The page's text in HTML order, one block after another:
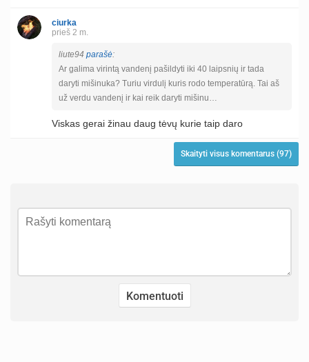
ciurka
prieš 2 m.
liute94 parašė:
Ar galima virintą vandenį pašildyti iki 40 laipsnių ir tada
daryti mišinuka? Turiu virdulį kuris rodo temperatūrą. Tai aš
už verdu vandenį ir kai reik daryti mišinu…
Viskas gerai žinau daug tėvų kurie taip daro
Skaityti visus komentarus (97)